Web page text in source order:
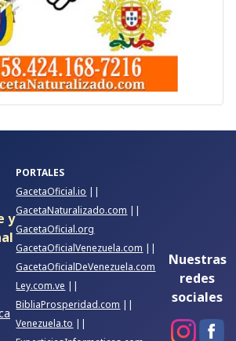
y
PORTALES
GacetaOficial.io ||
GacetaNaturalizado.com ||
GacetaOficial.org
GacetaOficialVenezuela.com ||
GacetaOficialDeVenezuela.com
Ley.com.ve ||
BibliaProsperidad.com ||
Venezuela.to ||
Nuestras
redes
sociales